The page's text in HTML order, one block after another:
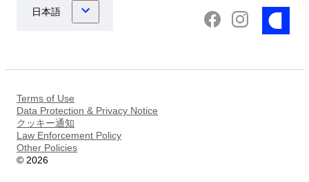
Terms of Use
Data Protection & Privacy Notice
クッキー通知
Law Enforcement Policy
Other Policies
© 2026